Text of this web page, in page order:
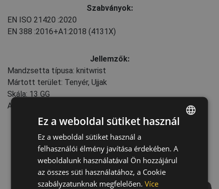
Szabványok:
EN ISO 21420 :2020
EN 388 :2016+A1:2018 (4131X)
Jellemzők:
Mandzsetta típusa: knitwrist
Mártott terület: Tenyér, Ujjak
Skála: 13 GG
Akasztófüles csomagolás
CZECH
HUNGARIAN
SLOVAK
Ez a weboldal sütiket használ
Ez a weboldal sütiket használ a
felhasználói élmény javítása érdekében. A
weboldalunk használatával Ön hozzájárul
az összes süti használatához, a Cookie
szabályzatunknak megfelelően. Více